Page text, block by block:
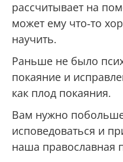
рассчитывает на
может ему что-то
научить.
Раньше не было
покаяние и
как плод покаяния.
Вам нужно
исповедоваться и
наша православная